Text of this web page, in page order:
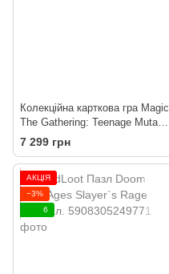
Колекційна карткова гра Magic
The Gathering: Teenage Mutant
Ninja Turtles Play
7 299 грн
АКЦІЯ
−3%
6